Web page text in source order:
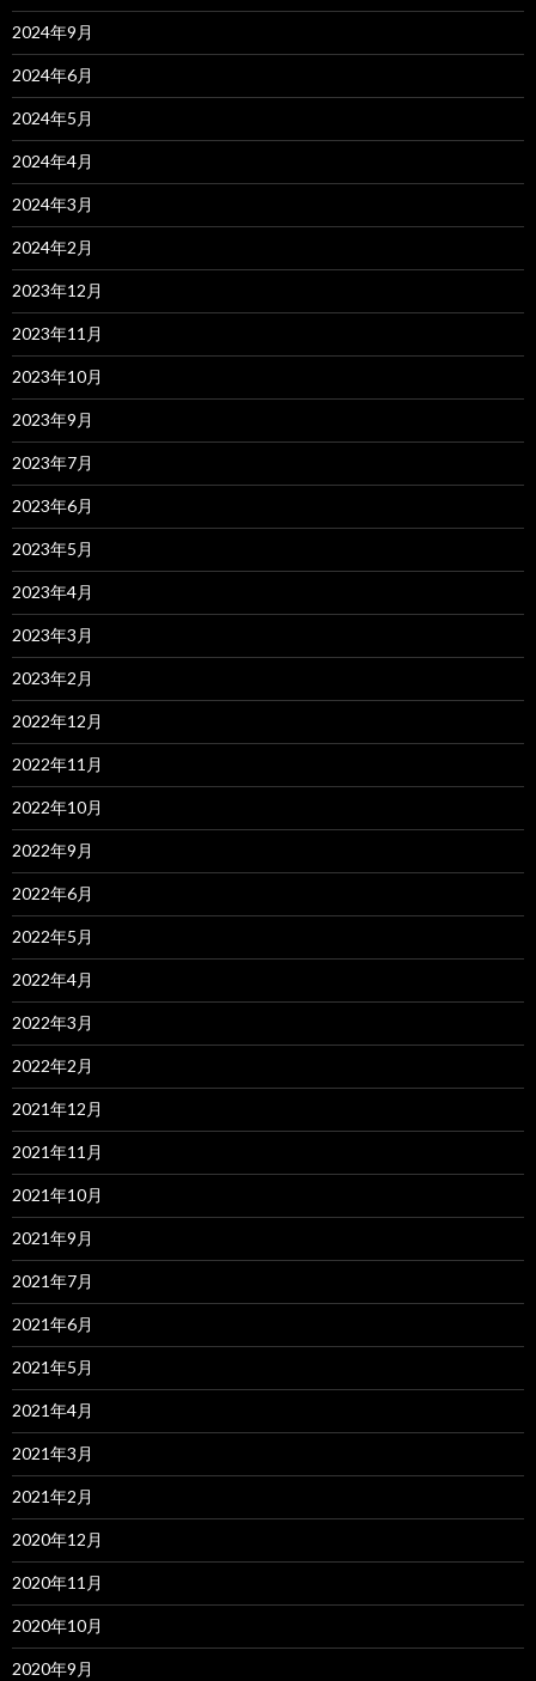
2024年9月
2024年6月
2024年5月
2024年4月
2024年3月
2024年2月
2023年12月
2023年11月
2023年10月
2023年9月
2023年7月
2023年6月
2023年5月
2023年4月
2023年3月
2023年2月
2022年12月
2022年11月
2022年10月
2022年9月
2022年6月
2022年5月
2022年4月
2022年3月
2022年2月
2021年12月
2021年11月
2021年10月
2021年9月
2021年7月
2021年6月
2021年5月
2021年4月
2021年3月
2021年2月
2020年12月
2020年11月
2020年10月
2020年9月